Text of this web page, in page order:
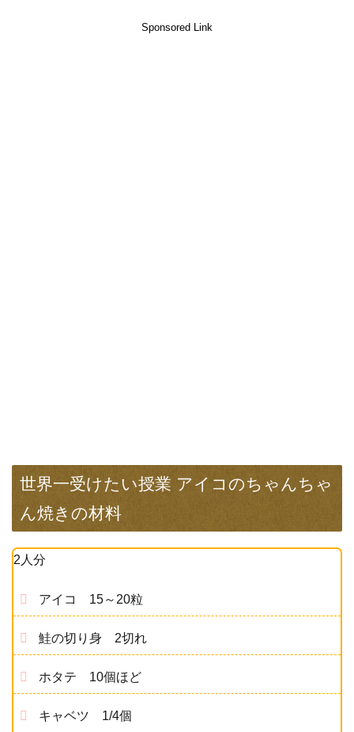
Sponsored Link
世界一受けたい授業 アイコのちゃんちゃ
ん焼きの材料
2人分
アイコ 15～20粒
鮭の切り身 2切れ
ホタテ 10個ほど
キャベツ 1/4個